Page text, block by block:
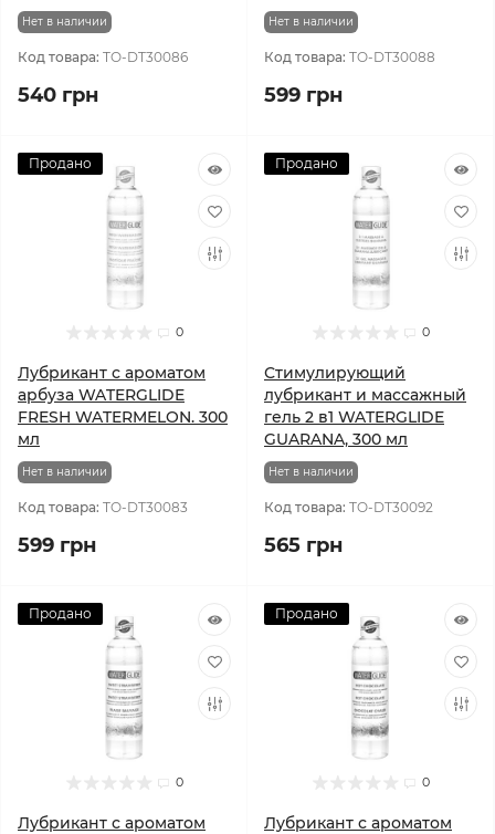
Нет в наличии
Код товара: TO-DT30086
540 грн
Нет в наличии
Код товара: TO-DT30088
599 грн
Продано
0
Лубрикант с ароматом
арбуза WATERGLIDE
FRESH WATERMELON. 300
мл
Нет в наличии
Код товара: TO-DT30083
599 грн
Продано
0
Стимулирующий
лубрикант и массажный
гель 2 в1 WATERGLIDE
GUARANA, 300 мл
Нет в наличии
Код товара: TO-DT30092
565 грн
Продано
0
Лубрикант с ароматом
Продано
0
Лубрикант с ароматом